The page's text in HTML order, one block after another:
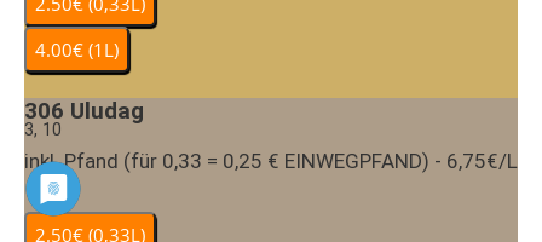
306 Uludag
3, 10
inkl. Pfand (für 0,33 = 0,25 € EINWEGPFAND) - 6,75€/L